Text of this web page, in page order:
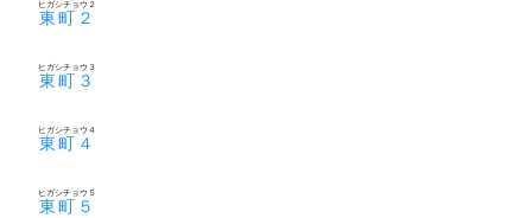
東町２
ヒガシチョウ２
東町３
ヒガシチョウ３
東町４
ヒガシチョウ４
東町５
ヒガシチョウ５